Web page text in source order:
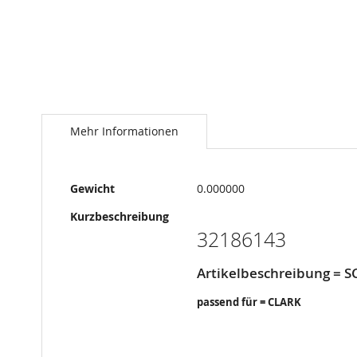
zum
AnfangMehr Informationen
Mehr
Informationen
Gewicht
0.000000
Kurzbeschreibung
32186143
Artikelbeschreibung =
passend für = CLARK